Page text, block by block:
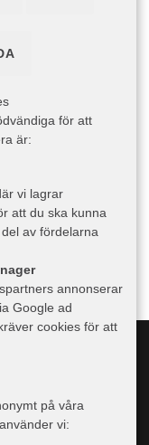
för att
är:
vi lagrar
att du ska kunna
av fördelarna
annonserar
Google ad
cookies för att
på våra
vi: